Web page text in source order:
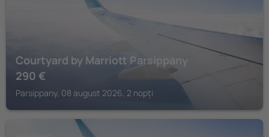
Courtyard by Marriott Parsippany
290 €
Parsippany, 08 august 2026, 2 nopți